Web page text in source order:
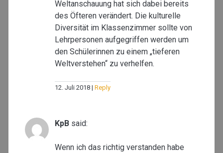
Weltanschauung hat sich dabei bereits
des Öfteren verändert. Die kulturelle
Diversität im Klassenzimmer sollte von
Lehrpersonen aufgegriffen werden um
den Schülerinnen zu einem „tieferen
Weltverstehen“ zu verhelfen.
12. Juli 2018 Reply
KpB said:
Wenn ich das richtig verstanden habe